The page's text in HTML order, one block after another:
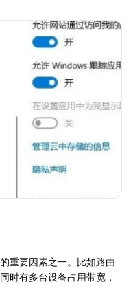
重要因素之一。比如路由
时有多台设备占用带宽，